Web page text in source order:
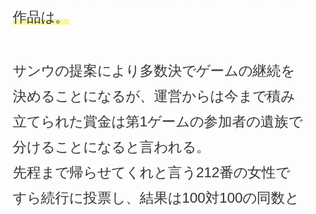
作品は。
サンウの提案により多数決でゲームの継続を
決めることになるが、運営からは今まで積み
立てられた賞金は第1ゲームの参加者の遺族で
分けることになると言われる。
先程まで帰らせてくれと言う212番の女性で
すら続行に投票し、結果は100対100の同数と